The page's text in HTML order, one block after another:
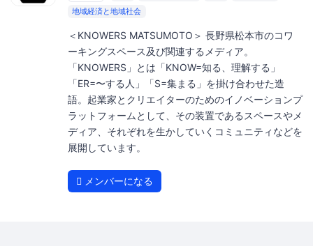
地域経済と地域社会
＜KNOWERS MATSUMOTO＞ 長野県松本市のコワ
ーキングスペース及び関連するメディア。
「KNOWERS」とは「KNOW=知る、理解する」
「ER=〜する人」「S=集まる」を掛け合わせた造
語。起業家とクリエイターのためのイノベーションプ
ラットフォームとして、その装置であるスペースやメ
ディア、それぞれを生かしていくコミュニティなどを
展開しています。
メンバーになる